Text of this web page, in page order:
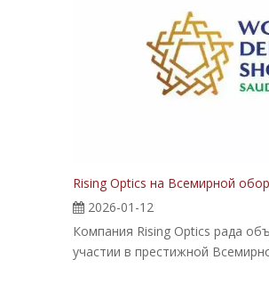
Rising Optics на Всемирной
2026-01-12
Компания Rising Optics рада
участии в престижной